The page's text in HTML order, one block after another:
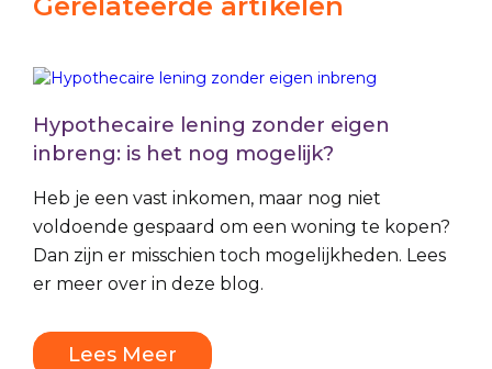
Hypothecaire lening zonder eigen
inbreng: is het nog mogelijk?
Heb je een vast inkomen, maar nog niet
voldoende gespaard om een woning te kopen?
Dan zijn er misschien toch mogelijkheden. Lees
er meer over in deze blog.
Lees Meer